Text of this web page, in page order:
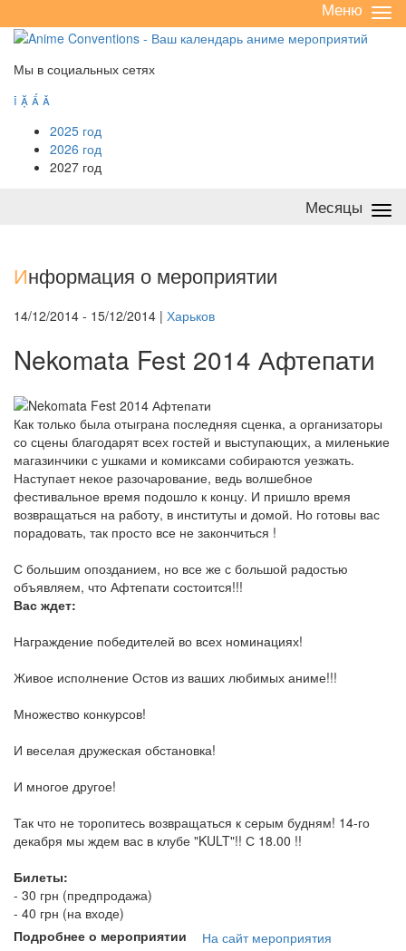
/
Меню
Мы в социальных сетях
   
2025 год
2026 год
2027 год
Месяцы
Информация о мероприятии
14/12/2014 - 15/12/2014 | Харьков
Nekomata Fest 2014 Афтепати
Как только была отыграна последняя сценка, а организаторы
со сцены благодарят всех гостей и выступающих, а миленькие
магазинчики с ушками и комиксами собираются уезжать.
Наступает некое разочарование, ведь волшебное
фестивальное время подошло к концу. И пришло время
возвращаться на работу, в институты и домой. Но готовы вас
порадовать, так просто все не закончиться !
С большим опозданием, но все же с большой радостью
объявляем, что Афтепати состоится!!!
Вас ждет:
Награждение победителей во всех номинациях!
Живое исполнение Остов из ваших любимых аниме!!!
Множество конкурсов!
И веселая дружеская обстановка!
И многое другое!
Так что не торопитесь возвращаться к серым будням! 14-го
декабря мы ждем вас в клубе "KULT"!! С 18.00 !!
Билеты:
- 30 грн (предпродажа)
- 40 грн (на входе)
Подробнее о мероприятии
На сайт мероприятия